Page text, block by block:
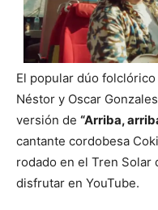
El popular dúo
Néstor y Oscar
versión de “Arriba,
cantante cordobesa
rodado en el Tren Solar
disfrutar en YouTube.